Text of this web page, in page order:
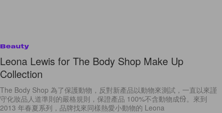
Beauty
Leona Lewis for The Body Shop Make Up
Collection
The Body Shop 為了保護動物，反對新產品以動物來測試，一直以來謹
守化妝品人道準則的嚴格規則，保證產品 100%不含動物成份。來到
2013 年春夏系列，品牌找來同樣熱愛小動物的 Leona